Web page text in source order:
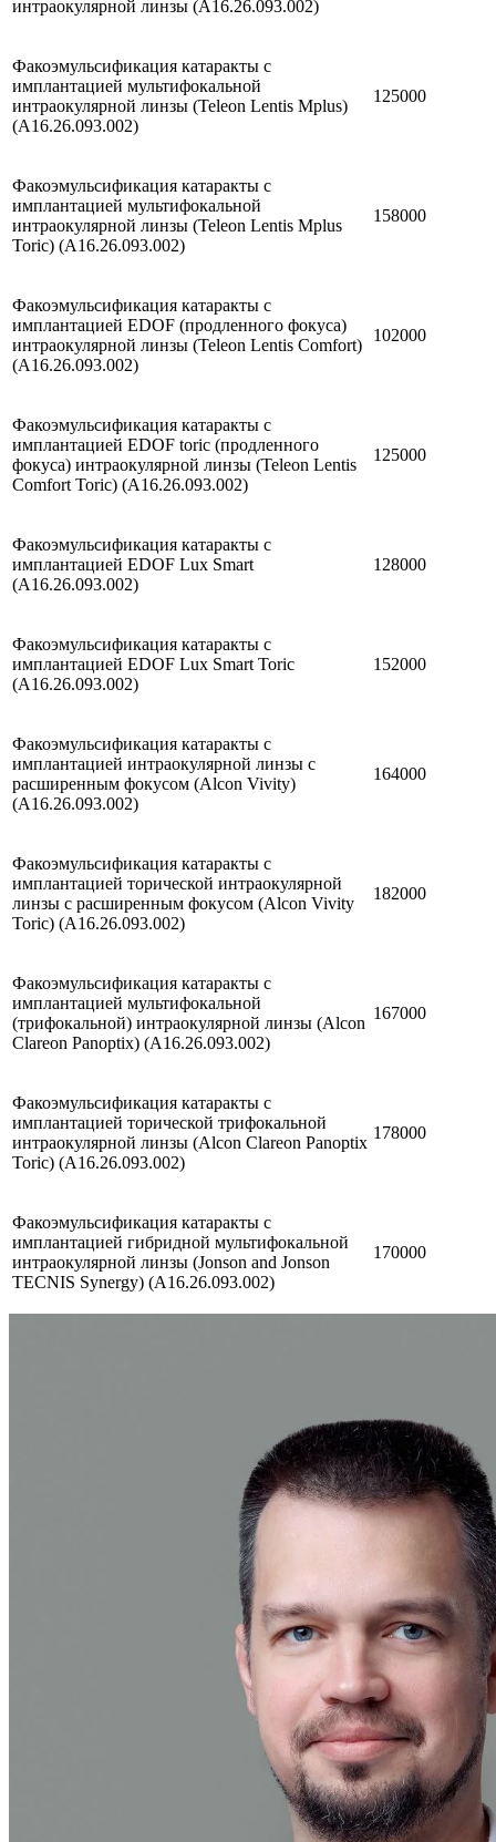
интраокулярной линзы (A16.26.093.002)
Факоэмульсификация катаракты с
имплантацией мультифокальной
интраокулярной линзы (Teleon Lentis Mplus)
(A16.26.093.002)
125000
Факоэмульсификация катаракты с
имплантацией мультифокальной
интраокулярной линзы (Teleon Lentis Mplus
Toric) (A16.26.093.002)
158000
Факоэмульсификация катаракты с
имплантацией EDOF (продленного фокуса)
интраокулярной линзы (Teleon Lentis Comfort)
(A16.26.093.002)
102000
Факоэмульсификация катаракты с
имплантацией EDOF toric (продленного
фокуса) интраокулярной линзы (Teleon Lentis
Comfort Toric) (A16.26.093.002)
125000
Факоэмульсификация катаракты с
имплантацией EDOF Lux Smart
(A16.26.093.002)
128000
Факоэмульсификация катаракты с
имплантацией EDOF Lux Smart Toric
(A16.26.093.002)
152000
Факоэмульсификация катаракты с
имплантацией интраокулярной линзы с
расширенным фокусом (Alcon Vivity)
(A16.26.093.002)
164000
Факоэмульсификация катаракты с
имплантацией торической интраокулярной
линзы с расширенным фокусом (Alcon Vivity
Toric) (A16.26.093.002)
182000
Факоэмульсификация катаракты с
имплантацией мультифокальной
(трифокальной) интраокулярной линзы (Alcon
Clareon Panoptix) (A16.26.093.002)
167000
Факоэмульсификация катаракты с
имплантацией торической трифокальной
интраокулярной линзы (Alcon Clareon Panoptix
Toric) (A16.26.093.002)
178000
Факоэмульсификация катаракты с
имплантацией гибридной мультифокальной
интраокулярной линзы (Jonson and Jonson
TECNIS Synergy) (A16.26.093.002)
170000